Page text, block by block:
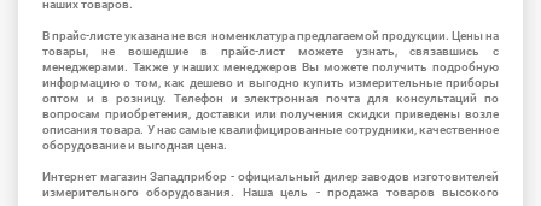
наших товаров.
В прайс-листе указана не вся номенклатура предлагаемой продукции. Цены на
товары, не вошедшие в прайс-лист можете узнать, связавшись с
менеджерами. Также у наших менеджеров Вы можете получить подробную
информацию о том, как дешево и выгодно купить измерительные приборы
оптом и в розницу. Телефон и электронная почта для консультаций по
вопросам приобретения, доставки или получения скидки приведены возле
описания товара. У нас самые квалифицированные сотрудники, качественное
оборудование и выгодная цена.
Интернет магазин Западприбор - официальный дилер заводов изготовителей
измерительного оборудования. Наша цель - продажа товаров высокого